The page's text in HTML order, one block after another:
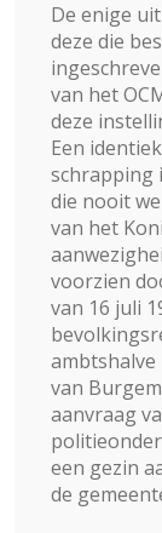
De enige
deze die
van het
deze
Een
schrapping
die nooit
van het
voorzien
van 16 juli
van
aanvraag
een gezin
de